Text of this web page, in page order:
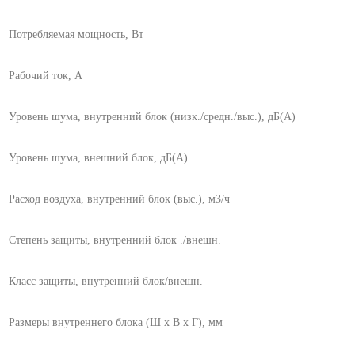
Потребляемая мощность, Вт
Рабочий ток, А
Уровень шума, внутренний блок (низк./средн./выс.), дБ(А)
Уровень шума, внешний блок, дБ(А)
Расход воздуха, внутренний блок (выс.), м3/ч
Степень защиты, внутренний блок ./внешн.
Класс защиты, внутренний блок/внешн.
Размеры внутреннего блока (Ш х В х Г), мм